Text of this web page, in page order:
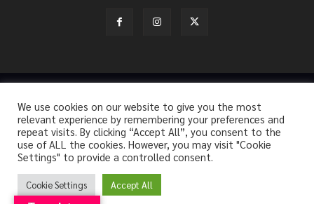
HOME ANALYSIS BY THAIFRX NEWSTODAY
CRYPTO
KNOWLEDGE
We use cookies on our website to give you the most
relevant experience by remembering your preferences and
repeat visits. By clicking “Accept All”, you consent to the
use of ALL the cookies. However, you may visit "Cookie
Settings" to provide a controlled consent.
Cookie Settings
Accept All